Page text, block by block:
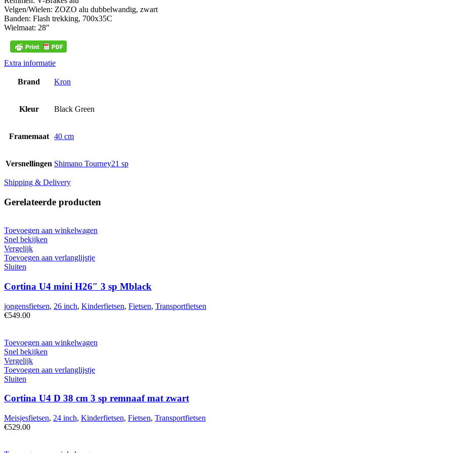
Velgen/Wielen: ZOZO alu dubbelwandig, zwart
Banden: Flash trekking, 700x35C
Wielmaat: 28″
Extra informatie
Brand Kron
Kleur Black Green
Framemaat 40 cm
Versnellingen Shimano Tourney21 sp
Shipping & Delivery
Gerelateerde producten
Toevoegen aan winkelwagen
Snel bekijken
Vergelijk
Toevoegen aan verlanglijstje
Sluiten
Cortina U4 mini H26″ 3 sp Mblack
jongensfietsen, 26 inch, Kinderfietsen, Fietsen, Transportfietsen
€549.00
Toevoegen aan winkelwagen
Snel bekijken
Vergelijk
Toevoegen aan verlanglijstje
Sluiten
Cortina U4 D 38 cm 3 sp remnaaf mat zwart
Meisjesfietsen, 24 inch, Kinderfietsen, Fietsen, Transportfietsen
€529.00